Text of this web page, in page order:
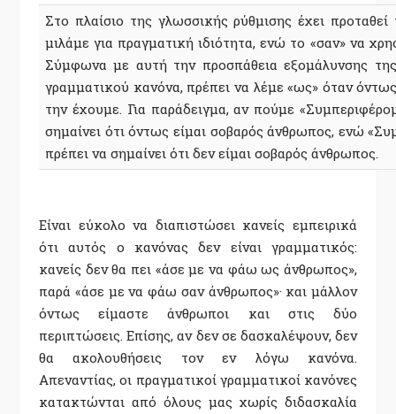
Στο πλαίσιο της γλωσσικής ρύθμισης έχει
μιλάμε για πραγματική ιδιότητα, ενώ το «σαν» να
Σύμφωνα με αυτή την προσπάθεια εξομάλυνσης
γραμματικού κανόνα, πρέπει να λέμε «ως» όταν
την έχουμε. Για παράδειγμα, αν πούμε
σημαίνει ότι όντως είμαι σοβαρός άνθρωπος, ενώ
πρέπει να σημαίνει ότι δεν είμαι σοβαρός άνθρωπος.
Είναι εύκολο να διαπιστώσει κανείς εμπειρικά
ότι αυτός ο κανόνας δεν είναι γραμματικός:
κανείς δεν θα πει «άσε με να φάω ως άνθρωπος»,
παρά «άσε με να φάω σαν άνθρωπος»· και μάλλον
όντως είμαστε άνθρωποι και στις δύο
περιπτώσεις. Επίσης, αν δεν σε δασκαλέψουν, δεν
θα ακολουθήσεις τον εν λόγω κανόνα.
Απεναντίας, οι πραγματικοί γραμματικοί κανόνες
κατακτώνται από όλους μας χωρίς διδασκαλία